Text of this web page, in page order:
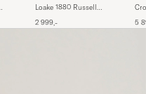
Loake 1880 Russell
Brown Suede
2 999,- 5